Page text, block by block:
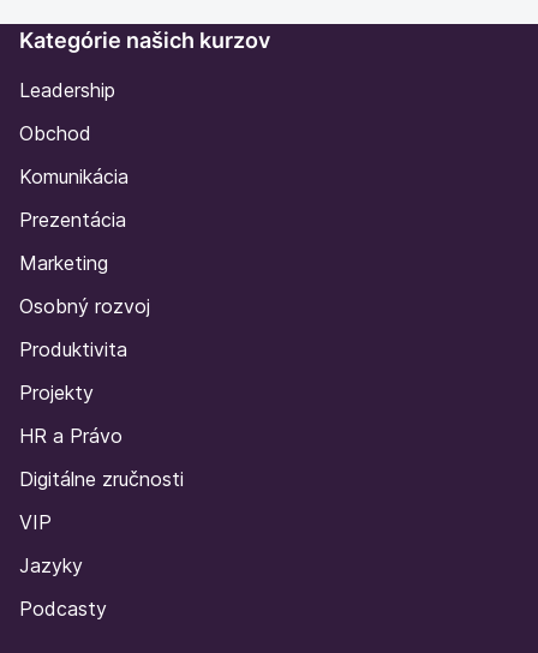
Kategórie našich kurzov
Leadership
Obchod
Komunikácia
Prezentácia
Marketing
Osobný rozvoj
Produktivita
Projekty
HR a Právo
Digitálne zručnosti
VIP
Jazyky
Podcasty